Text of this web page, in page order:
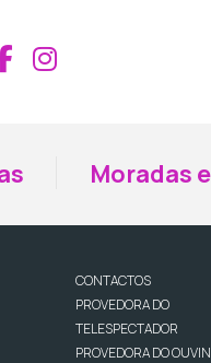
Aceder ao
Aceder ao
Moradas
CONTACTOS
PROVEDORA DO
TELESPECTADOR
PROVEDORA DO